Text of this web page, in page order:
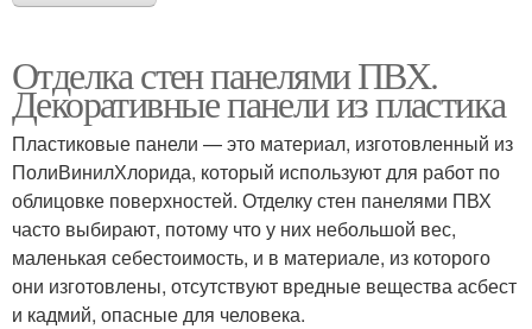
Отделка стен панелями ПВХ.
Декоративные панели из пластика
Пластиковые панели — это материал, изготовленный из
ПолиВинилХлорида, который используют для работ по
облицовке поверхностей. Отделку стен панелями ПВХ
часто выбирают, потому что у них небольшой вес,
маленькая себестоимость, и в материале, из которого
они изготовлены, отсутствуют вредные вещества асбест
и кадмий, опасные для человека.